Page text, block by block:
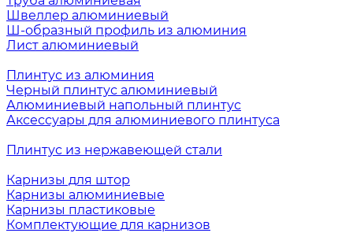
Швеллер алюминиевый
Ш-образный профиль из алюминия
Лист алюминиевый
Плинтус из алюминия
Черный плинтус алюминиевый
Алюминиевый напольный плинтус
Аксессуары для алюминиевого плинтуса
Плинтус из нержавеющей стали
Карнизы для штор
Карнизы алюминиевые
Карнизы пластиковые
Комплектующие для карнизов